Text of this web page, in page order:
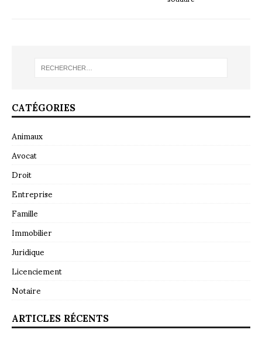
CATÉGORIES
Animaux
Avocat
Droit
Entreprise
Famille
Immobilier
Juridique
Licenciement
Notaire
ARTICLES RÉCENTS